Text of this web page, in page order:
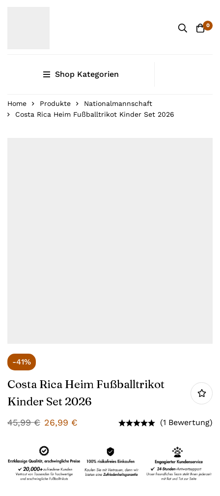
0
Shop Kategorien
Home Produkte
Nationalmannschaft
Costa Rica Heim Fußballtrikot Kinder Set 2026
-41%
Costa Rica Heim Fußballtrikot
Kinder Set 2026
45,99€ 26,99 € (1 Bewertung)